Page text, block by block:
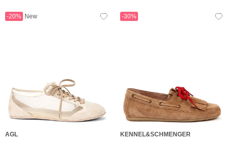
-20% New
AGL
-30%
KENNEL&SCHMENGER